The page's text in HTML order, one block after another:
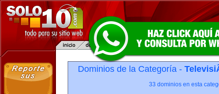
Dominios de la Categoría -
33 dominios en esta